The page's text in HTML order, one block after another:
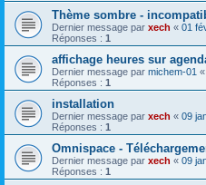
Thème sombre -
Dernier message par xech « 01
Réponses : 1
affichage heures sur
Dernier message par michem-01 «
Réponses : 1
installation
Dernier message par xech « 09
Réponses : 1
Omnispace -
Dernier message par xech « 09
Réponses : 1